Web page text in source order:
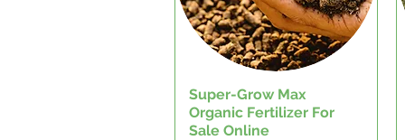
Vista rápida
Super-Grow Max
Organic Fertilizer For
Sale Online